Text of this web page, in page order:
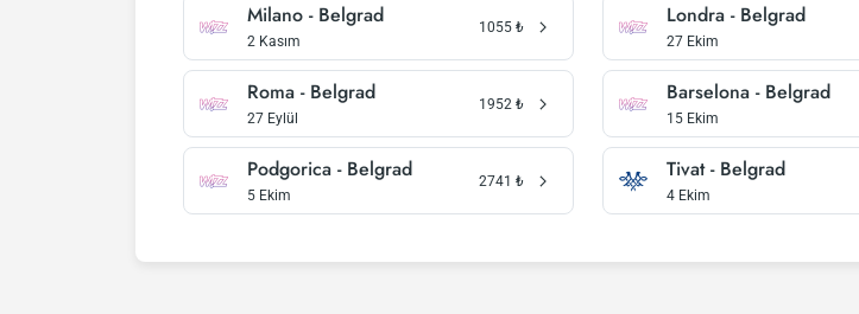
Milano - Belgrad
2 Kasım
1055 ₺ Londra - Belgrad
27 Ekim
Roma - Belgrad
27 Eylül
1952 ₺ Barselona - Belgrad
15 Ekim
Podgorica - Belgrad
5 Ekim
2741 ₺ Tivat - Belgrad
4 Ekim